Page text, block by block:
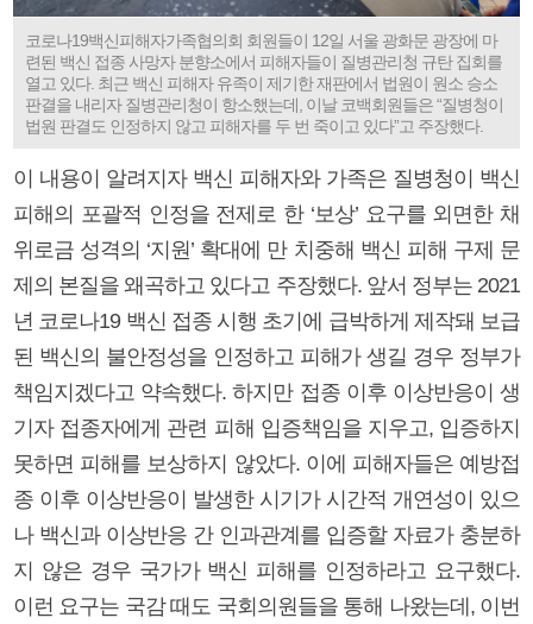
코로나19백신피해자가족협의회 회원들이 12일 서울 광화문 광장에 마
련된 백신 접종 사망자 분향소에서 피해자들이 질병관리청 규탄 집회를
열고 있다. 최근 백신 피해자 유족이 제기한 재판에서 법원이 원소 승소
판결을 내리자 질병관리청이 항소했는데, 이날 코백회원들은 “질병청이
법원 판결도 인정하지 않고 피해자를 두 번 죽이고 있다”고 주장했다.
이 내용이 알려지자 백신 피해자와 가족은 질병청이 백신
피해의 포괄적 인정을 전제로 한 ‘보상’ 요구를 외면한 채
위로금 성격의 ‘지원’ 확대에 만 치중해 백신 피해 구제 문
제의 본질을 왜곡하고 있다고 주장했다. 앞서 정부는 2021
년 코로나19 백신 접종 시행 초기에 급박하게 제작돼 보급
된 백신의 불안정성을 인정하고 피해가 생길 경우 정부가
책임지겠다고 약속했다. 하지만 접종 이후 이상반응이 생
기자 접종자에게 관련 피해 입증책임을 지우고, 입증하지
못하면 피해를 보상하지 않았다. 이에 피해자들은 예방접
종 이후 이상반응이 발생한 시기가 시간적 개연성이 있으
나 백신과 이상반응 간 인과관계를 입증할 자료가 충분하
지 않은 경우 국가가 백신 피해를 인정하라고 요구했다.
이런 요구는 국감 때도 국회의원들을 통해 나왔는데, 이번